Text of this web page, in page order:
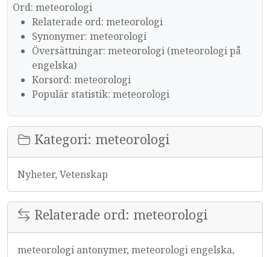
Ord: meteorologi
Relaterade ord: meteorologi
Synonymer: meteorologi
Översättningar: meteorologi (meteorologi på
engelska)
Korsord: meteorologi
Populär statistik: meteorologi
Kategori: meteorologi
Nyheter, Vetenskap
Relaterade ord: meteorologi
meteorologi antonymer, meteorologi engelska,